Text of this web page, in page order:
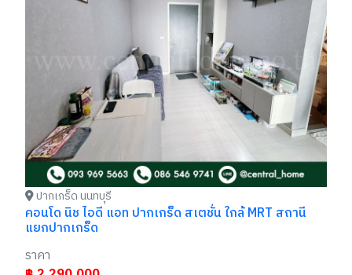
ปากเกร็ด นนทบุรี
คอนโด นิช ไอดี แอท ปากเกร็ด สเตชั่น ใกล้ MRT สถานี
แยกปากเกร็ด
ราคา